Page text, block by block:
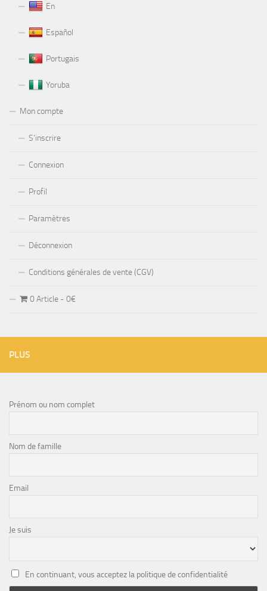
En
Español
Portugais
Yoruba
Mon compte
S’inscrire
Connexion
Profil
Paramètres
Déconnexion
Conditions générales de vente (CGV)
0 Article 0€
PLUS
Prénom ou nom complet
Nom de famille
Email
Je suis
En continuant, vous acceptez la politique de confidentialité